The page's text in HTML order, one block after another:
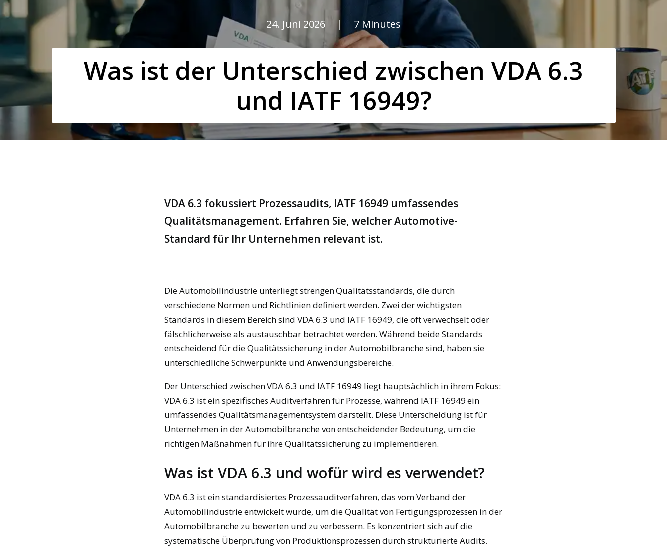
24. Juni 2026 | 7 Minutes
Was ist der Unterschied zwischen VDA 6.3
und IATF 16949?
VDA 6.3 fokussiert Prozessaudits, IATF 16949 umfassendes
Qualitätsmanagement. Erfahren Sie, welcher Automotive-
Standard für Ihr Unternehmen relevant ist.
Die Automobilindustrie unterliegt strengen Qualitätsstandards, die durch
verschiedene Normen und Richtlinien definiert werden. Zwei der wichtigsten
Standards in diesem Bereich sind VDA 6.3 und IATF 16949, die oft verwechselt oder
fälschlicherweise als austauschbar betrachtet werden. Während beide Standards
entscheidend für die Qualitätssicherung in der Automobilbranche sind, haben sie
unterschiedliche Schwerpunkte und Anwendungsbereiche.
Der Unterschied zwischen VDA 6.3 und IATF 16949 liegt hauptsächlich in ihrem Fokus:
VDA 6.3 ist ein spezifisches Auditverfahren für Prozesse, während IATF 16949 ein
umfassendes Qualitätsmanagementsystem darstellt. Diese Unterscheidung ist für
Unternehmen in der Automobilbranche von entscheidender Bedeutung, um die
richtigen Maßnahmen für ihre Qualitätssicherung zu implementieren.
Was ist VDA 6.3 und wofür wird es verwendet?
VDA 6.3 ist ein standardisiertes Prozessauditverfahren, das vom Verband der
Automobilindustrie entwickelt wurde, um die Qualität von Fertigungsprozessen in der
Automobilbranche zu bewerten und zu verbessern. Es konzentriert sich auf die
systematische Überprüfung von Produktionsprozessen durch strukturierte Audits.